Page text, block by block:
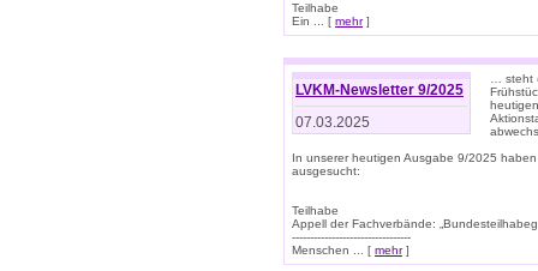
Teilhabe
Ein ... [ mehr]
LVKM-Newsletter 9/2025
07.03.2025
… steht
In unserer heutigen Ausgabe 9/2025
ausgesucht:
Teilhabe
Appell der Fachverbände:
---------------------------------
Menschen ... [ mehr]